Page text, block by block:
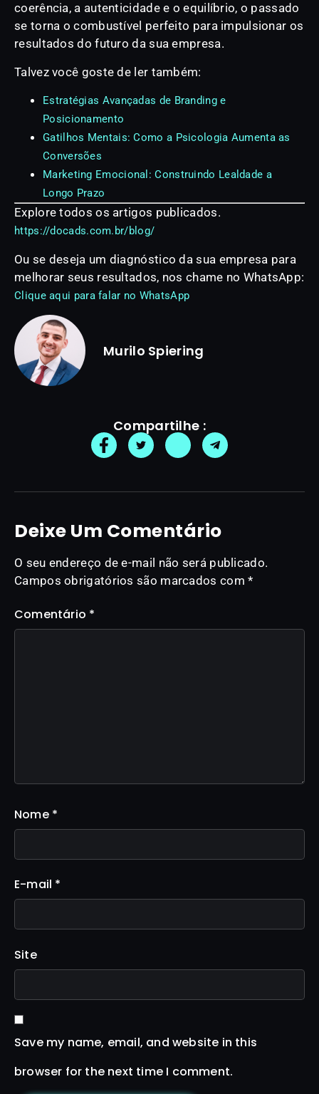
coerência, a autenticidade e o equilíbrio, o passado
se torna o combustível perfeito para impulsionar os
resultados do futuro da sua empresa.
Talvez você goste de ler também:
Estratégias Avançadas de Branding e
Posicionamento
Gatilhos Mentais: Como a Psicologia Aumenta as
Conversões
Marketing Emocional: Construindo Lealdade a
Longo Prazo
Explore todos os artigos publicados.
https://docads.com.br/blog/
Ou se deseja um diagnóstico da sua empresa para
melhorar seus resultados, nos chame no WhatsApp:
Clique aqui para falar no WhatsApp
Murilo Spiering
Compartilhe :
Deixe Um Comentário
O seu endereço de e-mail não será publicado.
Campos obrigatórios são marcados com*
Comentário *
Nome *
E-mail *
Site
Save my name, email, and website in this
browser for the next time I comment.